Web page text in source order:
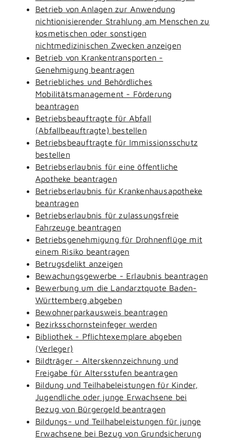
Betrieb von Anlagen zur Anwendung
nichtionisierender Strahlung am Menschen zu
kosmetischen oder sonstigen
nichtmedizinischen Zwecken anzeigen
Betrieb von Krankentransporten -
Genehmigung beantragen
Betriebliches und Behördliches
Mobilitätsmanagement - Förderung
beantragen
Betriebsbeauftragte für Abfall
(Abfallbeauftragte) bestellen
Betriebsbeauftragte für Immissionsschutz
bestellen
Betriebserlaubnis für eine öffentliche
Apotheke beantragen
Betriebserlaubnis für Krankenhausapotheke
beantragen
Betriebserlaubnis für zulassungsfreie
Fahrzeuge beantragen
Betriebsgenehmigung für Drohnenflüge mit
einem Risiko beantragen
Betrugsdelikt anzeigen
Bewachungsgewerbe - Erlaubnis beantragen
Bewerbung um die Landarztquote Baden-
Württemberg abgeben
Bewohnerparkausweis beantragen
Bezirksschornsteinfeger werden
Bibliothek - Pflichtexemplare abgeben
(Verleger)
Bildträger - Alterskennzeichnung und
Freigabe für Altersstufen beantragen
Bildung und Teilhabeleistungen für Kinder,
Jugendliche oder junge Erwachsene bei
Bezug von Bürgergeld beantragen
Bildungs- und Teilhabeleistungen für junge
Erwachsene bei Bezug von Grundsicherung